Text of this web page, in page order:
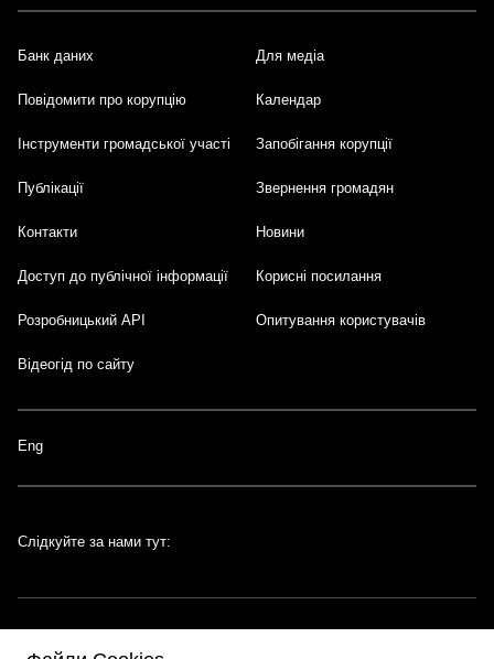
Footer
Банк даних Для медіа
Повідомити про корупцію Календар
Інструменти громадської участі Запобігання корупції
Публікації Звернення громадян
Контакти Новини
Доступ до публічної інформації Корисні посилання
Розробницький API Опитування користувачів
Відеогід по сайту
Eng
Слідкуйте за нами тут: